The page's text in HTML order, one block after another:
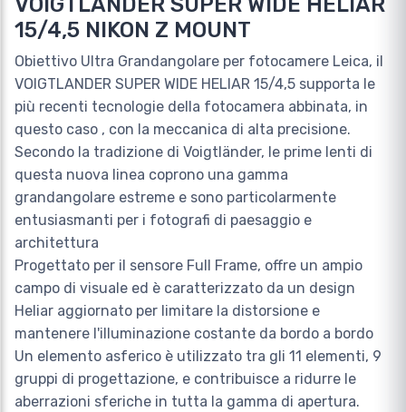
15/4,5 NIKON Z MOUNT
Obiettivo Ultra Grandangolare per fotocamere Leica, il
VOIGTLANDER SUPER WIDE HELIAR 15/4,5 supporta le
più recenti tecnologie della fotocamera abbinata, in
questo caso , con la meccanica di alta precisione.
Secondo la tradizione di Voigtländer, le prime lenti di
questa nuova linea coprono una gamma
grandangolare estreme e sono particolarmente
entusiasmanti per i fotografi di paesaggio e
architettura
Progettato per il sensore Full Frame, offre un ampio
campo di visuale ed è caratterizzato da un design
Heliar aggiornato per limitare la distorsione e
mantenere l'illuminazione costante da bordo a bordo
Un elemento asferico è utilizzato tra gli 11 elementi, 9
gruppi di progettazione, e contribuisce a ridurre le
aberrazioni sferiche in tutta la gamma di apertura.